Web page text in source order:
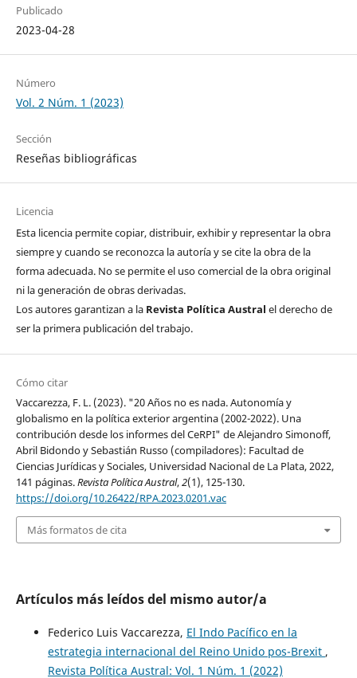
Publicado
2023-04-28
Número
Vol. 2 Núm. 1 (2023)
Sección
Reseñas bibliográficas
Licencia
Esta licencia permite copiar, distribuir, exhibir y representar la obra
siempre y cuando se reconozca la autoría y se cite la obra de la
forma adecuada. No se permite el uso comercial de la obra original
ni la generación de obras derivadas.
Los autores garantizan a la Revista Política Austral el derecho de
ser la primera publicación del trabajo.
Cómo citar
Vaccarezza, F. L. (2023). "20 Años no es nada. Autonomía y
globalismo en la política exterior argentina (2002-2022). Una
contribución desde los informes del CeRPI" de Alejandro Simonoff,
Abril Bidondo y Sebastián Russo (compiladores): Facultad de
Ciencias Jurídicas y Sociales, Universidad Nacional de La Plata, 2022,
141 páginas.Revista Política Austral,2(1), 125-130.
https://doi.org/10.26422/RPA.2023.0201.vac
Más formatos de cita
Artículos más leídos del mismo autor/a
Federico Luis Vaccarezza, El Indo Pacífico en la
estrategia internacional del Reino Unido pos-Brexit ,
Revista Política Austral: Vol. 1 Núm. 1 (2022)